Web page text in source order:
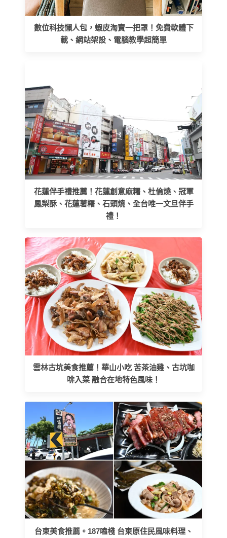
數位科技懶人包，蝦皮淘寶一把罩！免費軟體下
載、網站架設、電腦教學超簡單
花蓮伴手禮推薦！花蓮創意麻糬、杜倫燒、冠軍
鳳梨酥、花蓮薯糬、石頭燒、全台唯一文旦伴手
禮！
雲林古坑美食推薦！華山小吃 苦茶油雞、古坑咖
啡入菜 融合在地特色風味！
台東美食推薦。187嗑棧 台東原住民風味料理、